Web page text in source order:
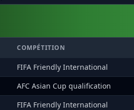
COMPÉTITION
FIFA Friendly International
AFC Asian Cup qualification
FIFA Friendly International